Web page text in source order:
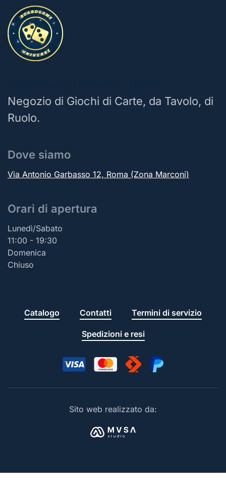
Negozio di Giochi di Carte, da Tavolo, di
Ruolo.
Dove siamo
Via Antonio Garbasso 12, Roma (Zona Marconi)
Orari di apertura
Lunedì/Sabato
11:00 - 19:30
Domenica
Chiuso
Catalogo Contatti Termini di servizio
Spedizioni e resi
Sito web realizzato da: